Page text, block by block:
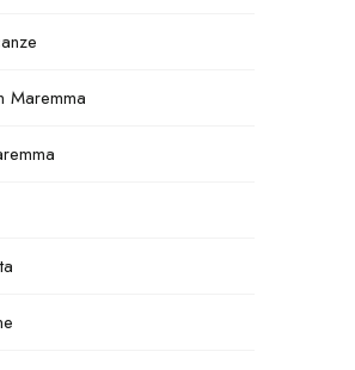
Maremma